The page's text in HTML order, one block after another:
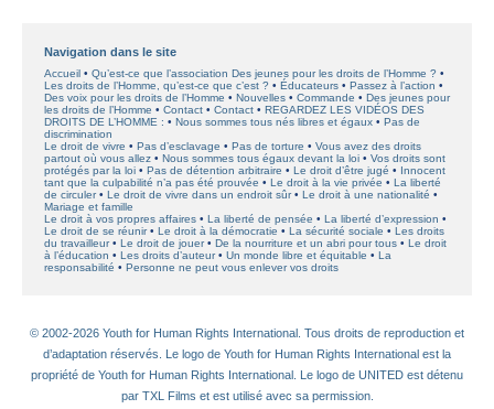
Navigation dans le site
Accueil
Qu’est-ce que l’association Des jeunes pour les droits de l’Homme ?
Les droits de l’Homme, qu’est-ce que c’est ?
Éducateurs
Passez à l’action
Des voix pour les droits de l’Homme
Nouvelles Commande
Des jeunes pour
les droits de l’Homme
Contact Contact
REGARDEZ LES VIDÉOS DES
DROITS DE L’HOMME :
Nous sommes tous nés libres et égaux
Pas de
discrimination
Le droit de vivre
Pas d’esclavage Pas de torture
Vous avez des droits
partout où vous allez
Nous sommes tous égaux devant la loi
Vos droits sont
protégés par la loi
Pas de détention arbitraire Le droit d’être jugé
Innocent
tant que la culpabilité n’a pas été prouvée
Le droit à la vie privée
La liberté
de circuler
Le droit de vivre dans un endroit sûr
Le droit à une nationalité
Mariage et famille
Le droit à vos propres affaires
La liberté de pensée
La liberté d’expression
Le droit de se réunir
Le droit à la démocratie La sécurité sociale
Les droits
du travailleur
Le droit de jouer De la nourriture et un abri pour tous
Le droit
à l’éducation
Les droits d’auteur Un monde libre et équitable
La
responsabilité
Personne ne peut vous enlever vos droits
© 2002-2026 Youth for Human Rights International. Tous droits de reproduction et
d’adaptation réservés. Le logo de Youth for Human Rights International est la
propriété de Youth for Human Rights International. Le logo de UNITED est détenu
par TXL Films et est utilisé avec sa permission.